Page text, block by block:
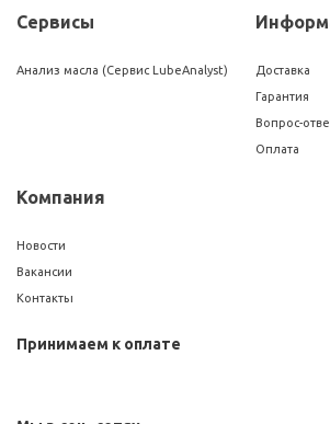
Сервисы
Анализ масла (Сервис LubeAnalyst)
Доставка
Гарантия
Вопрос-
Оплата
Компания
Новости
Вакансии
Контакты
Принимаем к оплате